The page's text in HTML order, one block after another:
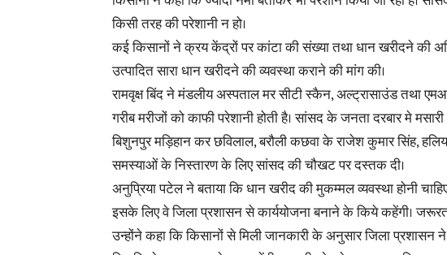
किसी तरह की परेशानी न हो।
कई किसानों ने क्रय केंद्रों पर कांटा की संख्या तथा धान खरीदने की
उत्पादित सारा धान खरीदने की व्यवस्था कराने की मांग की।
रामवृक्ष बिंद ने मंडलीय अस्पताल मर सीटी स्कैन, अल्ट्रासाउंड तथा
गरीब मरीजों को काफी परेशानी होती है। सांसद के जनता दरबार मे
बिशुनपुर मड़िहान कर छविलाल, बरौली कछवा के राजेश कुमार सिंह,
समस्याओं के निस्तारण के लिए सांसद की चौखट पर दस्तक दी।
अनुप्रिया पटेल ने बताया कि धान खरीद की मुकम्मल व्यवस्था होनी
इसके लिए वे जिला प्रशासन से कार्ययोजना बनाने के किये कहेंगी।
उन्होंने कहा कि किसानों से मिली जानकारी के अनुसार जिला प्रशासन